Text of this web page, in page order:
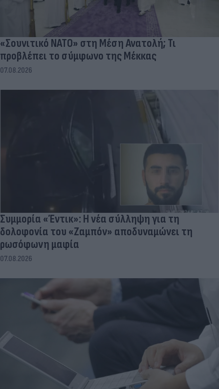
«Σουνιτικό ΝΑΤΟ» στη Μέση Ανατολή; Τι
προβλέπει το σύμφωνο της Μέκκας
07.08.2026
Συμμορία «Έντικ»: Η νέα σύλληψη για τη
δολοφονία του «Ζαμπόν» αποδυναμώνει τη
ρωσόφωνη μαφία
07.08.2026